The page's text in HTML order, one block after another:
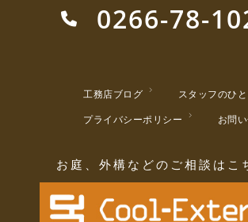
0266-78-
工務店ブログ
スタッフのひ
プライバシーポリシー
お問
お庭、外構などのご相談はこ